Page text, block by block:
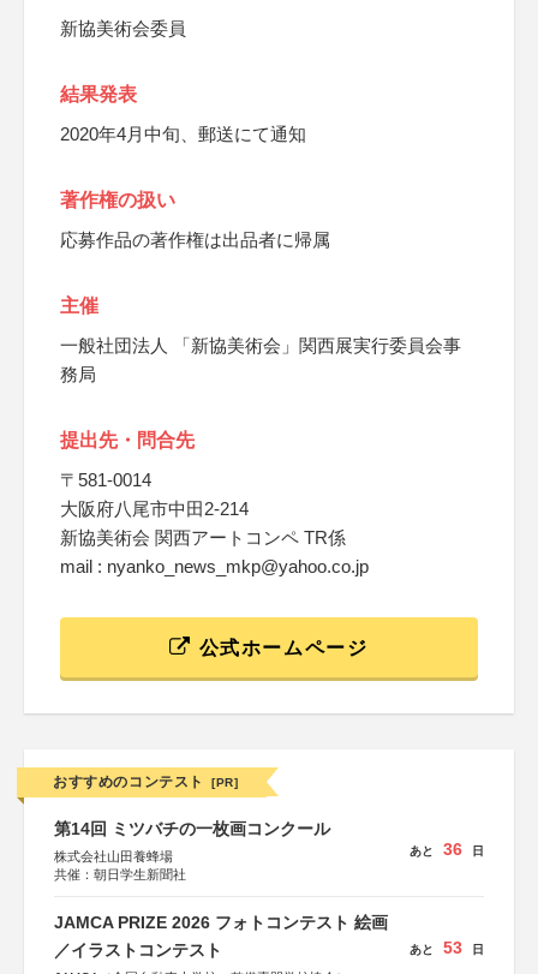
新協美術会委員
結果発表
2020年4月中旬、郵送にて通知
著作権の扱い
応募作品の著作権は出品者に帰属
主催
一般社団法人 「新協美術会」関西展実行委員会事
務局
提出先・問合先
〒581-0014
大阪府八尾市中田2-214
新協美術会 関西アートコンペ TR係
mail : nyanko_news_mkp@yahoo.co.jp
公式ホームページ
おすすめのコンテスト [PR]
第14回 ミツバチの一枚画コンクール
株式会社山田養蜂場
共催：朝日学生新聞社
あと 36 日
JAMCA PRIZE 2026 フォトコンテスト 絵画
／イラストコンテスト
あと 53 日